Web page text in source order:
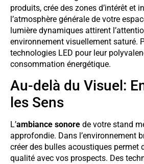
produits, crée des zones d’intérêt et
l’atmosphère générale de votre
lumière dynamiques attirent
environnement visuellement saturé.
technologies LED pour leur
consommation énergétique.
Au-delà du Visuel:
les Sens
L’ambiance sonore de votre stand
approfondie. Dans l’environnement
créer des bulles acoustiques permet
qualité avec vos prospects. Des